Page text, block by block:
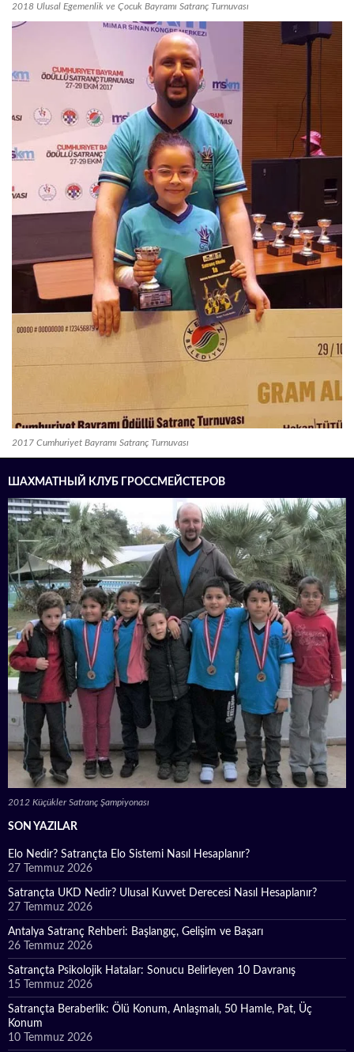
2018 Ulusal Egemenlik ve Çocuk Bayramı Satranç Turnuvası
2017 Cumhuriyet Bayramı Satranç Turnuvası
ШАХМАТНЫЙ КЛУБ ГРОССМЕЙСТЕРОВ
2012 Küçükler Satranç Şampiyonası
SON YAZILAR
Elo Nedir? Satrançta Elo Sistemi Nasıl Hesaplanır?
27 Temmuz 2026
Satrançta UKD Nedir? Ulusal Kuvvet Derecesi Nasıl Hesaplanır?
27 Temmuz 2026
Antalya Satranç Rehberi: Başlangıç, Gelişim ve Başarı
26 Temmuz 2026
Satrançta Psikolojik Hatalar: Sonucu Belirleyen 10 Davranış
15 Temmuz 2026
Satrançta Beraberlik: Ölü Konum, Anlaşmalı, 50 Hamle, Pat, Üç
Konum
10 Temmuz 2026